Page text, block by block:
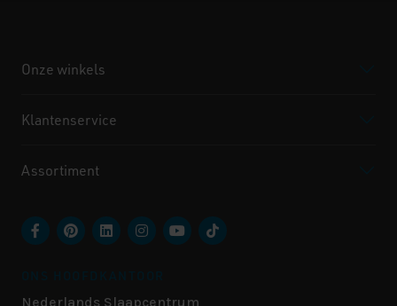
Onze winkels
Klantenservice
Assortiment
Nederlands Slaapcentrum